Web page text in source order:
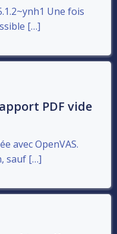
Une fois
[…]
PDF vide
avec OpenVAS.
sauf […]